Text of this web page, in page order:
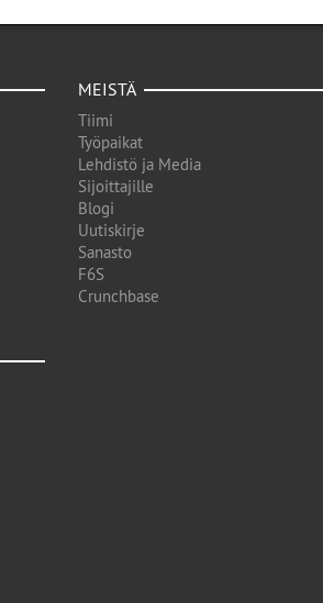
MEISTÄ
Tiimi
Työpaikat
Lehdistö ja Media
Sijoittajille
Blogi
Uutiskirje
Sanasto
F6S
Crunchbase